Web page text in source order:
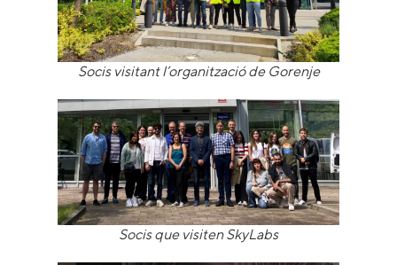
Socis visitant l’organització de Gorenje
Socis que visiten SkyLabs